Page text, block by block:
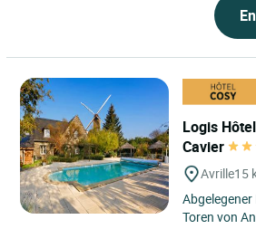
Logis
Cavier
Avrille15
Toren von